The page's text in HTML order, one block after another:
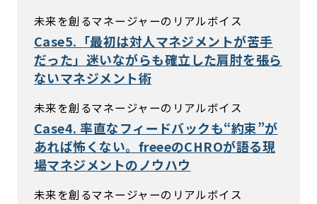
未来を創るマネージャーのリアルボイス
Case5.「最初は対人マネジメントが苦手
だった」迷いながらも確立した肩肘を張ら
ないマネジメント術
未来を創るマネージャーのリアルボイス
Case4. 率直なフィードバックも“約束”が
あれば怖くない。freeeのCHROが語る現
場マネジメントのノウハウ
未来を創るマネージャーのリアルボイス